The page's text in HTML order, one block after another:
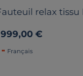
relax tissu
999,00 €
Français